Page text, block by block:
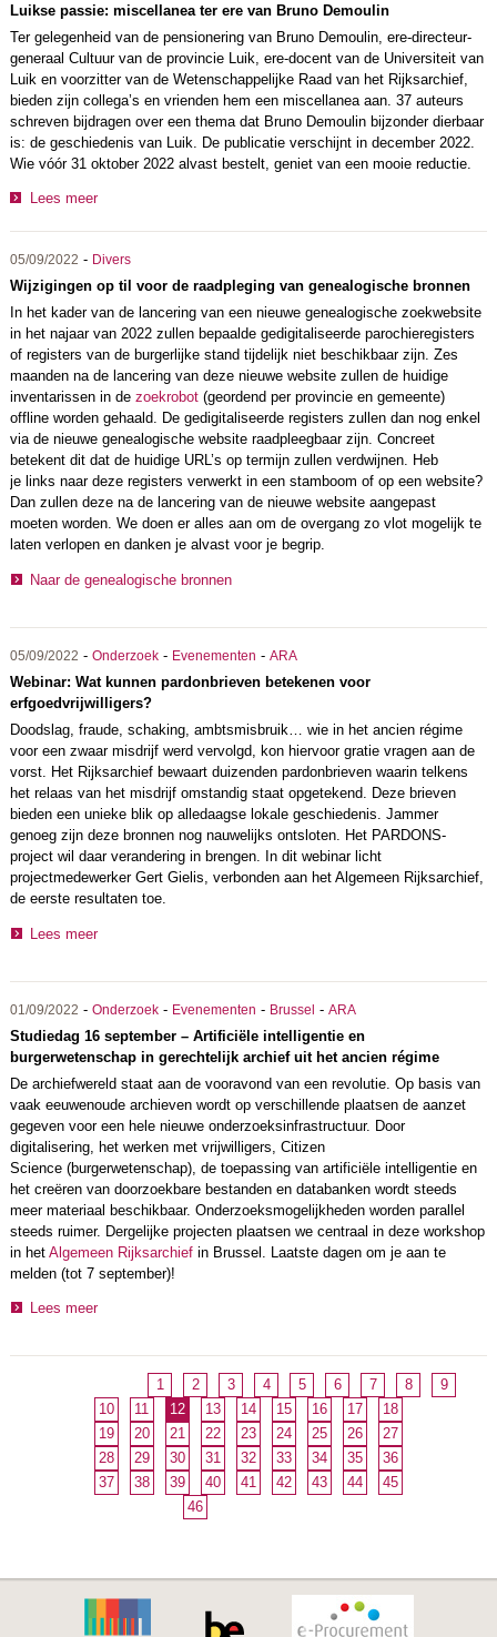
Luikse passie: miscellanea ter ere van Bruno Demoulin
Ter gelegenheid van de pensionering van Bruno Demoulin, ere-directeur-
generaal Cultuur van de provincie Luik, ere-docent van de Universiteit van
Luik en voorzitter van de Wetenschappelijke Raad van het Rijksarchief,
bieden zijn collega’s en vrienden hem een miscellanea aan. 37 auteurs
schreven bijdragen over een thema dat Bruno Demoulin bijzonder dierbaar
is: de geschiedenis van Luik. De publicatie verschijnt in december 2022.
Wie vóór 31 oktober 2022 alvast bestelt, geniet van een mooie reductie.
Lees meer
05/09/2022 - Divers
Wijzigingen op til voor de raadpleging van genealogische bronnen
In het kader van de lancering van een nieuwe genealogische zoekwebsite
in het najaar van 2022 zullen bepaalde gedigitaliseerde parochieregisters
of registers van de burgerlijke stand tijdelijk niet beschikbaar zijn. Zes
maanden na de lancering van deze nieuwe website zullen de huidige
inventarissen in de zoekrobot(geordend per provincie en gemeente)
offline worden gehaald. De gedigitaliseerde registers zullen dan nog enkel
via de nieuwe genealogische website raadpleegbaar zijn. Concreet
betekent dit dat de huidige URL’s op termijn zullen verdwijnen. Heb
je links naar deze registers verwerkt in een stamboom of op een website?
Dan zullen deze na de lancering van de nieuwe website aangepast
moeten worden. We doen er alles aan om de overgang zo vlot mogelijk te
laten verlopen en danken je alvast voor je begrip.
Naar de genealogische bronnen
05/09/2022 - Onderzoek- Evenementen - ARA
Webinar: Wat kunnen pardonbrieven betekenen voor
erfgoedvrijwilligers?
Doodslag, fraude, schaking, ambtsmisbruik… wie in het ancien régime
voor een zwaar misdrijf werd vervolgd, kon hiervoor gratie vragen aan de
vorst. Het Rijksarchief bewaart duizenden pardonbrieven waarin telkens
het relaas van het misdrijf omstandig staat opgetekend. Deze brieven
bieden een unieke blik op alledaagse lokale geschiedenis. Jammer
genoeg zijn deze bronnen nog nauwelijks ontsloten. Het PARDONS-
project wil daar verandering in brengen. In dit webinar licht
projectmedewerker Gert Gielis, verbonden aan het Algemeen Rijksarchief,
de eerste resultaten toe.
Lees meer
01/09/2022 - Onderzoek- Evenementen - Brussel - ARA
Studiedag 16 september – Artificiële intelligentie en
burgerwetenschap in gerechtelijk archief uit het ancien régime
De archiefwereld staat aan de vooravond van een revolutie. Op basis van
vaak eeuwenoude archieven wordt op verschillende plaatsen de aanzet
gegeven voor een hele nieuwe onderzoeksinfrastructuur. Door
digitalisering, het werken met vrijwilligers, Citizen
Science (burgerwetenschap), de toepassing van artificiële intelligentie en
het creëren van doorzoekbare bestanden en databanken wordt steeds
meer materiaal beschikbaar. Onderzoeksmogelijkheden worden parallel
steeds ruimer. Dergelijke projecten plaatsen we centraal in deze workshop
in het Algemeen Rijksarchiefin Brussel. Laatste dagen om je aan te
melden (tot 7 september)!
Lees meer
1 2 3 4 5 6 7 8
9
10
11 12 13 14 15 16 17
18
19
20 21 22 23 24 25 26
27
28
29 30 31 32 33 34 35
36
37
38 39 40 41 42 43 44
45
46